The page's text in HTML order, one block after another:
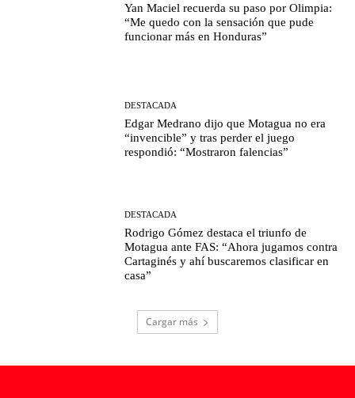
Yan Maciel recuerda su paso por Olimpia:
“Me quedo con la sensación que pude
funcionar más en Honduras”
DESTACADA
Edgar Medrano dijo que Motagua no era
“invencible” y tras perder el juego
respondió: “Mostraron falencias”
DESTACADA
Rodrigo Gómez destaca el triunfo de
Motagua ante FAS: “Ahora jugamos contra
Cartaginés y ahí buscaremos clasificar en
casa”
Cargar más